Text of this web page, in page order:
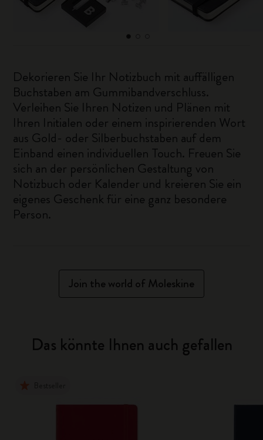
Dekorieren Sie Ihr Notizbuch mit auffälligen
Buchstaben am Gummibandverschluss.
Verleihen Sie Ihren Notizen und Plänen mit
Ihren Initialen oder einem inspirierenden Wort
aus Gold- oder Silberbuchstaben auf dem
Einband einen individuellen Touch. Freuen Sie
sich an der persönlichen Gestaltung von
Notizbuch oder Kalender und kreieren Sie ein
eigenes Geschenk für eine ganz besondere
Person.
Join the world of Moleskine
Das könnte Ihnen auch gefallen